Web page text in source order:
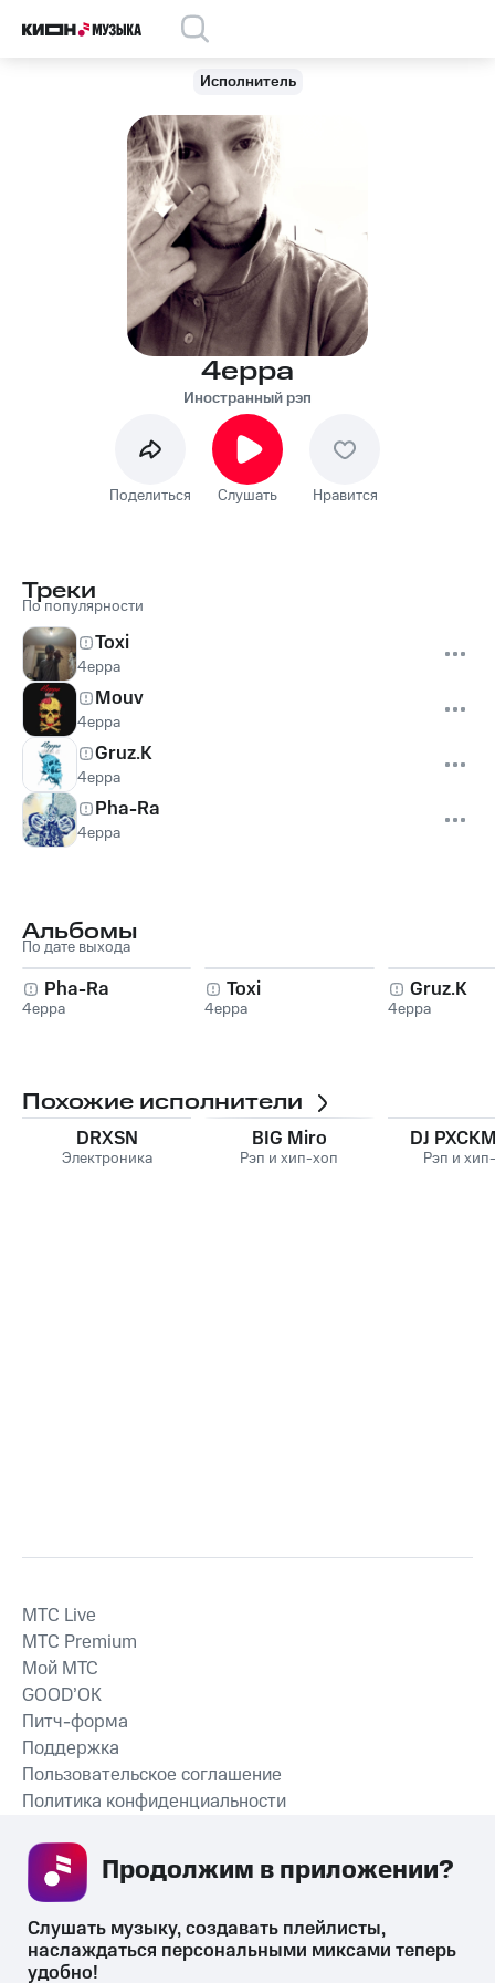
Исполнитель
4eppa
Иностранный рэп
Поделиться Слушать Нравится
Треки
По популярности
Toxi
4eppa
Mouv
4eppa
Gruz.K
4eppa
Pha-Ra
4eppa
Альбомы
По дате выхода
Pha-Ra
4eppa
Toxi
4eppa
Gruz.K
4eppa
Похожие исполнители
DRXSN
Электроника
BIG Miro
Рэп и хип-хоп
DJ
Рэп и
СКАЧАТЬ ПРИЛОЖЕНИЕ
MTС Live
MTС Premium
Мой МТС
GOOD’OK
Питч-форма
Поддержка
Пользовательское соглашение
Политика конфиденциальности
Слушать музыку, создавать плейлисты,
наслаждаться персональными миксами теперь
удобно!